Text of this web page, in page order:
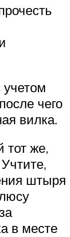
учетом
чего
вилка.
тот же,
штыря
в месте